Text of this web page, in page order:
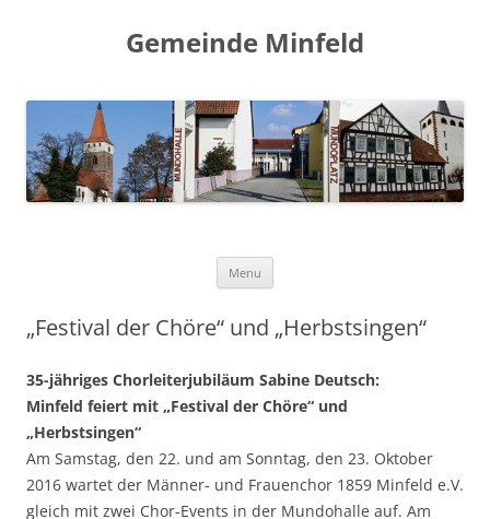
Gemeinde Minfeld
Menu
„Festival der Chöre“ und „Herbstsingen“
35-jähriges Chorleiterjubiläum Sabine Deutsch:
Minfeld feiert mit „Festival der Chöre“ und
„Herbstsingen“
Am Samstag, den 22. und am Sonntag, den 23. Oktober
2016 wartet der Männer- und Frauenchor 1859 Minfeld e.V.
gleich mit zwei Chor-Events in der Mundohalle auf. Am